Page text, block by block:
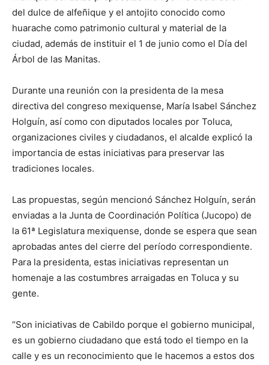
del dulce de alfeñique y el antojito conocido como
huarache como patrimonio cultural y material de la
ciudad, además de instituir el 1 de junio como el Día del
Árbol de las Manitas.
Durante una reunión con la presidenta de la mesa
directiva del congreso mexiquense, María Isabel Sánchez
Holguín, así como con diputados locales por Toluca,
organizaciones civiles y ciudadanos, el alcalde explicó la
importancia de estas iniciativas para preservar las
tradiciones locales.
Las propuestas, según mencionó Sánchez Holguín, serán
enviadas a la Junta de Coordinación Política (Jucopo) de
la 61ª Legislatura mexiquense, donde se espera que sean
aprobadas antes del cierre del período correspondiente.
Para la presidenta, estas iniciativas representan un
homenaje a las costumbres arraigadas en Toluca y su
gente.
“Son iniciativas de Cabildo porque el gobierno municipal,
es un gobierno ciudadano que está todo el tiempo en la
calle y es un reconocimiento que le hacemos a estos dos